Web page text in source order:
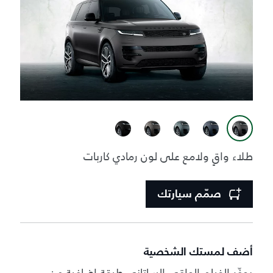
طلاء واقٍ ولامع على لون رمادي كاربات
صمّم سيارتك
أضف لمستك الشخصية